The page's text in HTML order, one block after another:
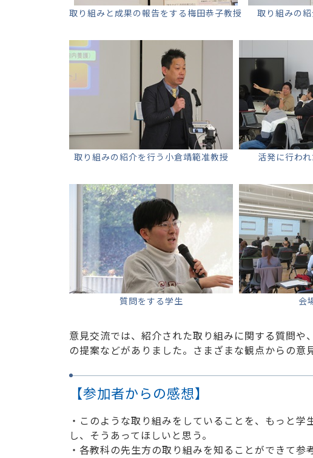
取り組みと成果の報告をする梅田恭子教授 取り組みの
取り組みの紹介を行う小倉靖範准教授 活発に行わ
質問をする学生 会
意見交流では、紹介された取り組みに関する質問
の提案などがありました。さまざまな観点からの意
【参加者からの感想】
・このような取り組みをしていることを、もっと
し、そうあってほしいと思う。
・各教科の先生方の取り組みを知ることができて参